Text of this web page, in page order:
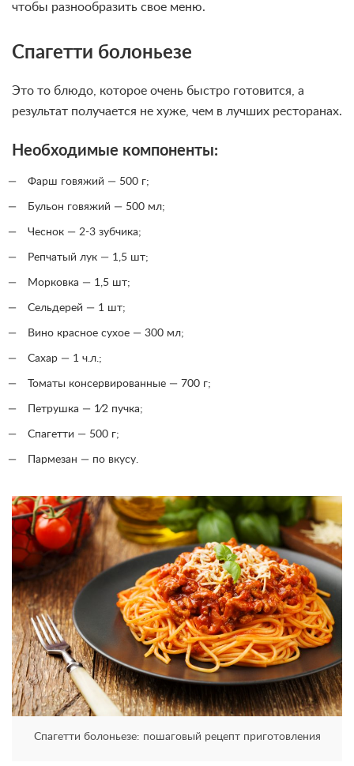
чтобы разнообразить свое меню.
Спагетти болоньезе
Это то блюдо, которое очень быстро готовится, а
результат получается не хуже, чем в лучших ресторанах.
Необходимые компоненты:
Фарш говяжий — 500 г;
Бульон говяжий — 500 мл;
Чеснок — 2-3 зубчика;
Репчатый лук — 1,5 шт;
Морковка — 1,5 шт;
Сельдерей — 1 шт;
Вино красное сухое — 300 мл;
Сахар — 1 ч.л.;
Томаты консервированные — 700 г;
Петрушка — 1⁄2 пучка;
Спагетти — 500 г;
Пармезан — по вкусу.
Спагетти болоньезе: пошаговый рецепт приготовления